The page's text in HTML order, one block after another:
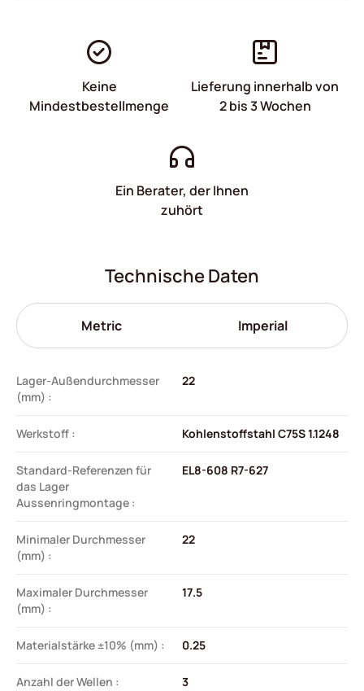
Keine
Mindestbestellmenge
Lieferung innerhalb von
2 bis 3 Wochen
Ein Berater, der Ihnen
zuhört
Technische Daten
Metric Imperial
Lager-Außendurchmesser
(mm) :
22
Werkstoff : Kohlenstoffstahl C75S 1.1248
Standard-Referenzen für
das Lager
Aussenringmontage :
EL8-608 R7-627
Minimaler Durchmesser
(mm) :
22
Maximaler Durchmesser
(mm) :
17.5
Materialstärke ±10% (mm) : 0.25
Anzahl der Wellen : 3